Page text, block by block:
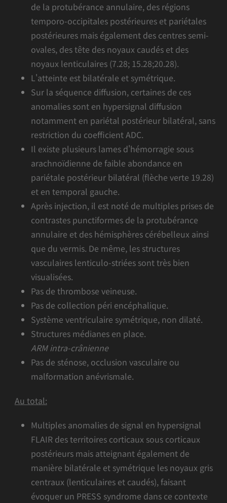
de la protubérance annulaire, des régions
temporo-occipitales postérieures et pariétales
postérieures mais également des centres semi-
ovales, des tête des noyaux caudés et des
noyaux lenticulaires (7.28; 15.28;20.28).
L'atteinte est bilatérale et symétrique.
Sur la séquence diffusion, certaines de ces
anomalies sont en hypersignal diffusion
notamment en pariétal postérieur bilatéral, sans
restriction du coefficient ADC.
Il existe plusieurs lames d'hémorragie sous
arachnoïdienne de faible abondance en
pariétale postérieur bilatéral (flèche verte 19.28)
et en temporal gauche.
Après injection, il est noté de multiples prises de
contrastes punctiformes de la protubérance
annulaire et des hémisphères cérébelleux ainsi
que du vermis. De même, les structures
vasculaires lenticulo-striées sont très bien
visualisées.
Pas de thrombose veineuse.
Pas de collection péri encéphalique.
Système ventriculaire symétrique, non dilaté.
Structures médianes en place.
ARM intra-crânienne
Pas de sténose, occlusion vasculaire ou
malformation anévrismale.
Au total:
Multiples anomalies de signal en hypersignal
FLAIR des territoires corticaux sous corticaux
postérieurs mais atteignant également de
manière bilatérale et symétrique les noyaux gris
centraux (lenticulaires et caudés), faisant
évoquer un PRESS syndrome dans ce contexte